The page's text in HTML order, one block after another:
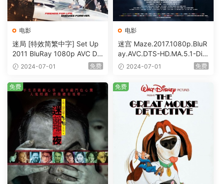
电影
迷局 [特效简繁中字] Set Up
2011 BluRay 1080p AVC DT
S-HD MA5.1-shhaclm@CHD
2024-07-01 免费
电影
迷宫 Maze.2017.1080p.BluR
ay.AVC.DTS-HD.MA.5.1-DiY
@HDHome [BDISO 19.7GB]
2024-07-01 免费
免费 免费